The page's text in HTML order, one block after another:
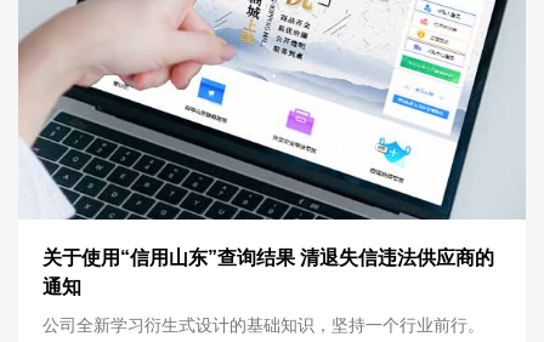
关于使用“信用山东”查询结果 清退失信违法供应商的
通知
公司全新学习衍生式设计的基础知识，坚持一个行业前行。